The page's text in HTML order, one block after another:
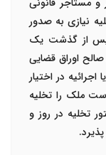
نیازی به صدور
پس از گذشت یک
اوراق قضایی
در اختیار
ملک را تخلیه
تخلیه در روز و